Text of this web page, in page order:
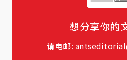
想分享你的
请电邮: